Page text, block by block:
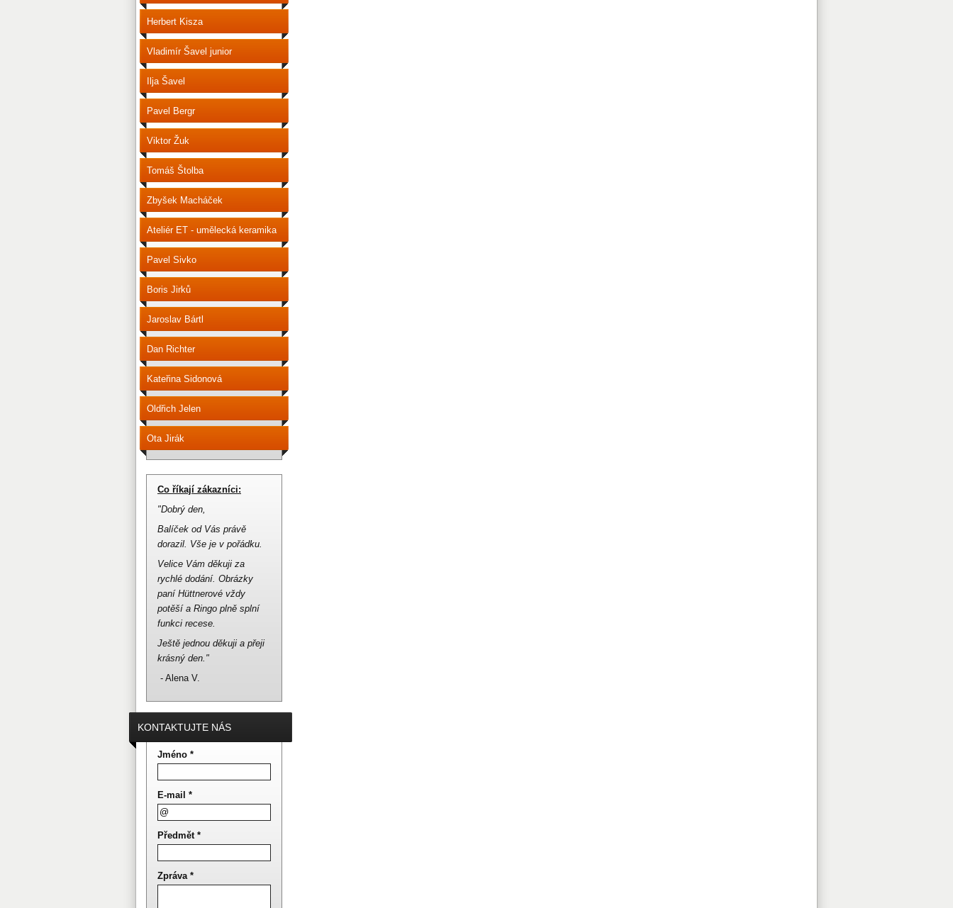
Herbert Kisza
Vladimír Šavel junior
Ilja Šavel
Pavel Bergr
Viktor Žuk
Tomáš Štolba
Zbyšek Macháček
Ateliér ET - umělecká keramika
Pavel Sivko
Boris Jirků
Jaroslav Bártl
Dan Richter
Kateřina Sidonová
Oldřich Jelen
Ota Jirák
Co říkají zákazníci:
"Dobrý den,
Balíček od Vás právě
dorazil. Vše je v pořádku.
Velice Vám děkuji za
rychlé dodání. Obrázky
paní Hüttnerové vždy
potěší a Ringo plně splní
funkci recese.
Ještě jednou děkuji a přeji
krásný den."
- Alena V.
KONTAKTUJTE NÁS
Jméno *
E-mail *
Předmět *
Zpráva *